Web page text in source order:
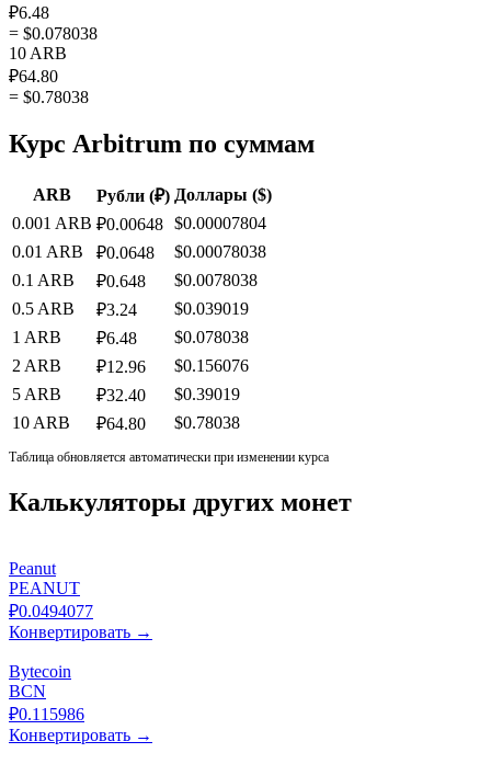
₽6.48
= $0.078038
10 ARB
₽64.80
= $0.78038
Курс Arbitrum по суммам
ARB Рубли (₽) Доллары ($)
0.001 ARB ₽0.00648 $0.00007804
0.01 ARB
₽0.0648
$0.00078038
0.1 ARB
₽0.648
$0.0078038
0.5 ARB
₽3.24
$0.039019
1 ARB
₽6.48
$0.078038
2 ARB
₽12.96
$0.156076
5 ARB
₽32.40
$0.39019
10 ARB
₽64.80 $0.78038
Таблица обновляется автоматически при изменении курса
Калькуляторы других монет
Peanut
PEANUT
₽0.0494077
Конвертировать →
Bytecoin
BCN
₽0.115986
Конвертировать →